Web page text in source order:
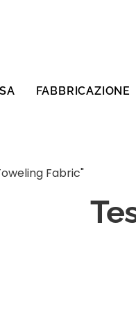
FABBRICAZIONE
Fabric"